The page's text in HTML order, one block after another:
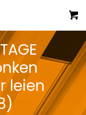
leien